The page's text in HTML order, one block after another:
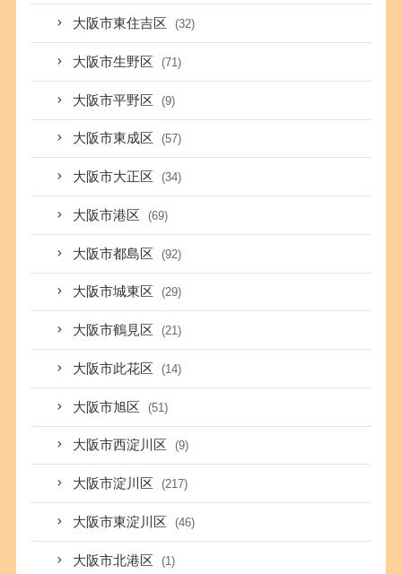
大阪市東住吉区 (32)
大阪市生野区 (71)
大阪市平野区 (9)
大阪市東成区 (57)
大阪市大正区 (34)
大阪市港区 (69)
大阪市都島区 (92)
大阪市城東区 (29)
大阪市鶴見区 (21)
大阪市此花区 (14)
大阪市旭区 (51)
大阪市西淀川区 (9)
大阪市淀川区 (217)
大阪市東淀川区 (46)
大阪市北港区 (1)